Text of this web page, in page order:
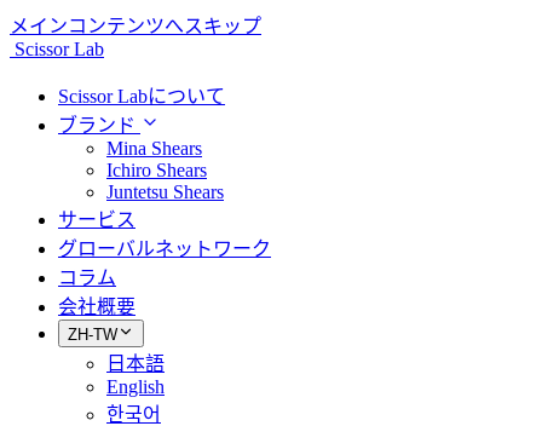
メインコンテンツへスキップ
Scissor Lab
Scissor Labについて
ブランド
Mina Shears
Ichiro Shears
Juntetsu Shears
サービス
グローバルネットワーク
コラム
会社概要
ZH-TW
日本語
English
한국어